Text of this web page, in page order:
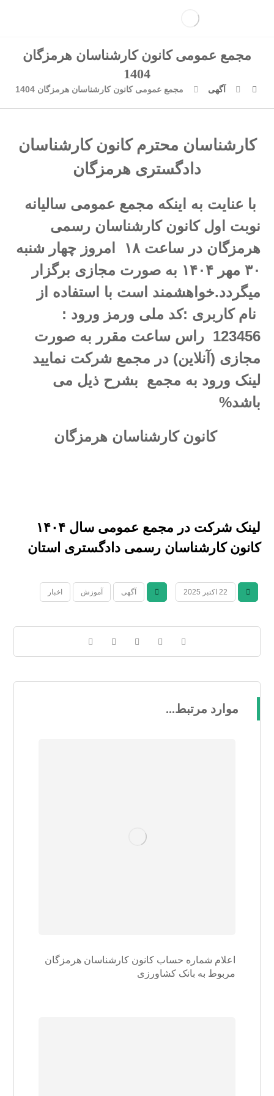
مجمع عمومی کانون کارشناسان هرمزگان
1404
آگهی مجمع عمومی کانون کارشناسان هرمزگان 1404
کارشناسان محترم کانون کارشناسان
دادگستری هرمزگان
با عنایت به اینکه مجمع عمومی سالیانه
نوبت اول کانون کارشناسان رسمی
هرمزگان در ساعت ۱۸ امروز چهار شنبه
۳۰ مهر ۱۴۰۴ به صورت مجازی برگزار
میگردد.خواهشمند است با استفاده از
نام کاربری :کد ملی ورمز ورود :
123456 راس ساعت مقرر به صورت
مجازی (آنلاین) در مجمع شرکت نمایید
لینک ورود به مجمع بشرح ذیل می
باشد%
کانون کارشناسان هرمزگان
لینک شرکت در مجمع عمومی سال ۱۴۰۴
کانون کارشناسان رسمی دادگستری استان
22 اکتبر 2025 آگهی آموزش اخبار
موارد مرتبط...
اعلام شماره حساب کانون کارشناسان هرمزگان
مربوط به بانک کشاورزی